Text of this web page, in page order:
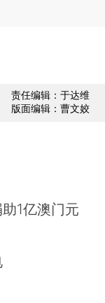
责任编辑：于达维
版面编辑：曹文姣
1亿澳门元